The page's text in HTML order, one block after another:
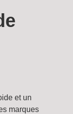
et un
marques